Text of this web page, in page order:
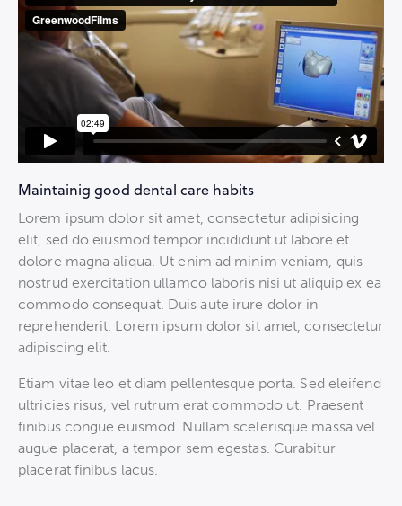
Maintainig good dental care habits
Lorem ipsum dolor sit amet, consectetur adipisicing
elit, sed do eiusmod tempor incididunt ut labore et
dolore magna aliqua. Ut enim ad minim veniam, quis
nostrud exercitation ullamco laboris nisi ut aliquip ex ea
commodo consequat. Duis aute irure dolor in
reprehenderit. Lorem ipsum dolor sit amet, consectetur
adipiscing elit.
Etiam vitae leo et diam pellentesque porta. Sed eleifend
ultricies risus, vel rutrum erat commodo ut. Praesent
finibus congue euismod. Nullam scelerisque massa vel
augue placerat, a tempor sem egestas. Curabitur
placerat finibus lacus.